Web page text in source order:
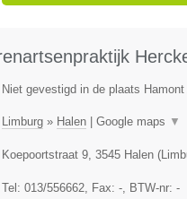
Niet gevestigd in de plaats
Limburg» Halen| Google maps ▼
Koepoortstraat 9, 3545 Halen(
Tel: 013/556662, Fax: -, BTW-nr: -